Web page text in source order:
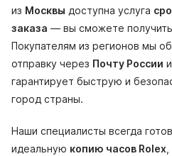
из Москвы доступна услуга
заказа — вы сможете
Покупателям из регионов мы
отправку через Почту России и
гарантирует быструю и
город страны.
Наши специалисты всегда
идеальную копию часов Rolex